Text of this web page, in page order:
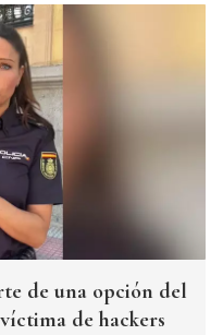
de una opción del
de hackers